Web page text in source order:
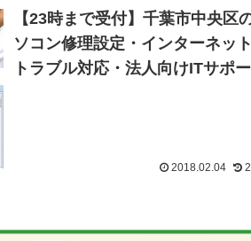
【23時まで受付】千葉市中央区
ソコン修理設定・インターネッ
トラブル対応・法人向けITサポ
2018.02.04